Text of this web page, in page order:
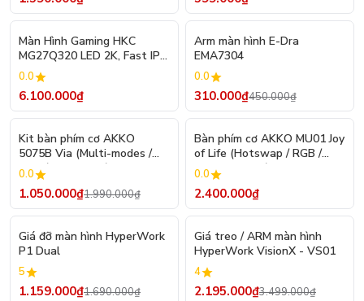
Màn Hình Gaming HKC
MG27Q320 LED 2K, Fast IPS,
320hz, HDR 400
0.0
6.100.000₫
Arm màn hình E-Dra
EMA7304
0.0
310.000₫450.000₫
Kit bàn phím cơ AKKO
5075B Via (Multi-modes /
RGB / Hotswap / Gasket
mount)
0.0
1.050.000₫1.990.000₫
Bàn phím cơ AKKO MU01 Joy
of Life (Hotswap / RGB /
Multi-Modes / Switch V3
Piano Pro) - Hàng Chính
Hãng
0.0
2.400.000₫
- 31%
Giá đỡ màn hình HyperWork
P1 Dual
5
1.159.000₫1.690.000₫
- 37%
Giá treo / ARM màn hình
HyperWork VisionX - VS01
4
2.195.000₫3.499.000₫